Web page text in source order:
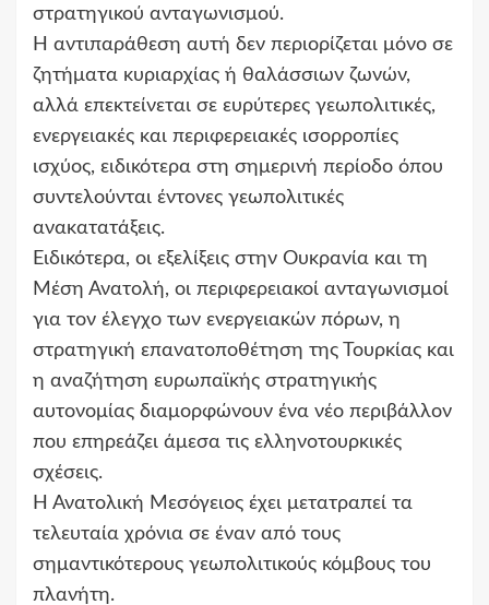
στρατηγικού ανταγωνισμού.
Η αντιπαράθεση αυτή δεν περιορίζεται μόνο σε
ζητήματα κυριαρχίας ή θαλάσσιων ζωνών,
αλλά επεκτείνεται σε ευρύτερες γεωπολιτικές,
ενεργειακές και περιφερειακές ισορροπίες
ισχύος, ειδικότερα στη σημερινή περίοδο όπου
συντελούνται έντονες γεωπολιτικές
ανακατατάξεις.
Ειδικότερα, οι εξελίξεις στην Ουκρανία και τη
Μέση Ανατολή, οι περιφερειακοί ανταγωνισμοί
για τον έλεγχο των ενεργειακών πόρων, η
στρατηγική επανατοποθέτηση της Τουρκίας και
η αναζήτηση ευρωπαϊκής στρατηγικής
αυτονομίας διαμορφώνουν ένα νέο περιβάλλον
που επηρεάζει άμεσα τις ελληνοτουρκικές
σχέσεις.
Η Ανατολική Μεσόγειος έχει μετατραπεί τα
τελευταία χρόνια σε έναν από τους
σημαντικότερους γεωπολιτικούς κόμβους του
πλανήτη.